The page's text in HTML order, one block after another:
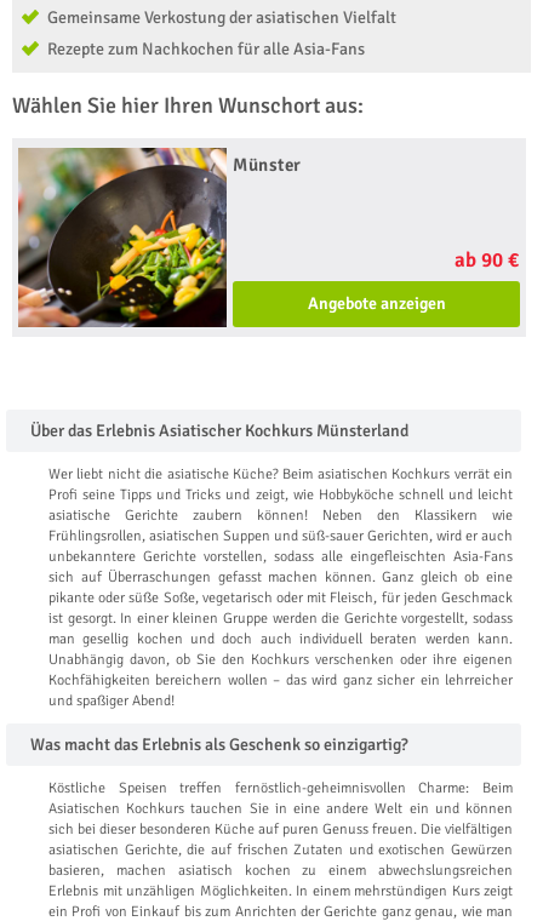
Gemeinsame Verkostung der asiatischen Vielfalt
Rezepte zum Nachkochen für alle Asia-Fans
Wählen Sie hier Ihren Wunschort aus:
Münster
ab 90 €
Angebote anzeigen
Über das Erlebnis Asiatischer Kochkurs Münsterland
Wer liebt nicht die asiatische Küche? Beim asiatischen Kochkurs verrät ein
Profi seine Tipps und Tricks und zeigt, wie Hobbyköche schnell und leicht
asiatische Gerichte zaubern können! Neben den Klassikern wie
Frühlingsrollen, asiatischen Suppen und süß-sauer Gerichten, wird er auch
unbekanntere Gerichte vorstellen, sodass alle eingefleischten Asia-Fans
sich auf Überraschungen gefasst machen können. Ganz gleich ob eine
pikante oder süße Soße, vegetarisch oder mit Fleisch, für jeden Geschmack
ist gesorgt. In einer kleinen Gruppe werden die Gerichte vorgestellt, sodass
man gesellig kochen und doch auch individuell beraten werden kann.
Unabhängig davon, ob Sie den Kochkurs verschenken oder ihre eigenen
Kochfähigkeiten bereichern wollen – das wird ganz sicher ein lehrreicher
und spaßiger Abend!
Was macht das Erlebnis als Geschenk so einzigartig?
Köstliche Speisen treffen fernöstlich-geheimnisvollen Charme: Beim
Asiatischen Kochkurs tauchen Sie in eine andere Welt ein und können
sich bei dieser besonderen Küche auf puren Genuss freuen. Die vielfältigen
asiatischen Gerichte, die auf frischen Zutaten und exotischen Gewürzen
basieren, machen asiatisch kochen zu einem abwechslungsreichen
Erlebnis mit unzähligen Möglichkeiten. In einem mehrstündigen Kurs zeigt
ein Profi von Einkauf bis zum Anrichten der Gerichte ganz genau, wie man